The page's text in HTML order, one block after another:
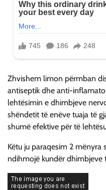
Zhvishem limon përmban
antiseptik dhe anti-
lehtësimin e dhimbjeve
shëndetit të enëve tuaja të
shumë efektive për të
Këtu ju paraqesim 2 mënyra
ndihmojë kundër dhimbjeve